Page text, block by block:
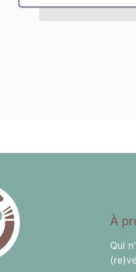
À
Qui